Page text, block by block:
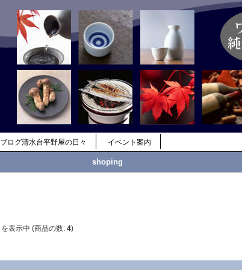
ブログ清水台平野屋の日々 イベント案内
shoping
を表示中 (商品の数: 4)